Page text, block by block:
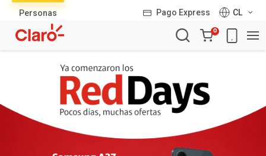
Personas Pago Express
CL
Carro
de
0
productos